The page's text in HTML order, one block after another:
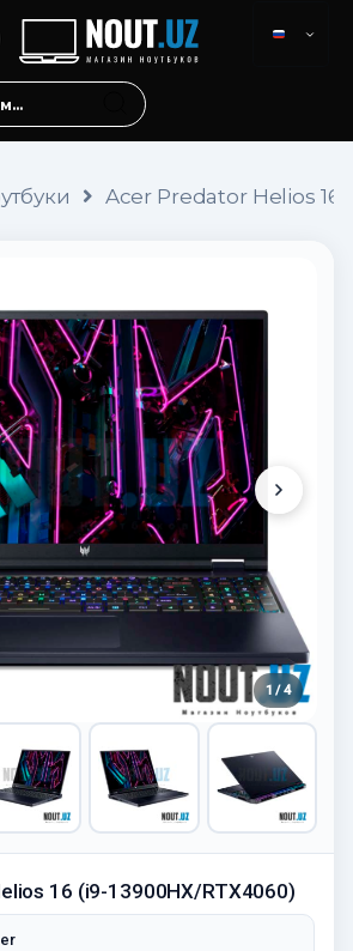
Acer Predator Helios 16
1 / 4
16 (i9-13900HX/RTX4060)